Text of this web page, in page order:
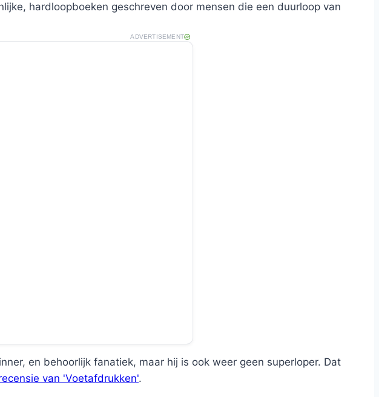
hardloopboeken geschreven door mensen die een duurloop van
ADVERTISEMENT
en behoorlijk fanatiek, maar hij is ook weer geen superloper. Dat
van 'Voetafdrukken'.